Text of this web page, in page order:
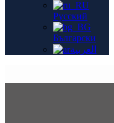
Русский
Български
العربية